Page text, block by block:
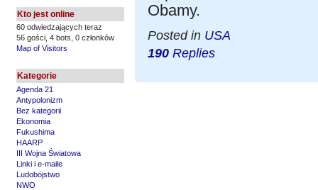
Kto jest online
60 odwiedzających teraz
56 gości, 4 bots, 0 członków
Map of Visitors
Kategorie
Agenda 21
Antypolonizm
Bez kategorii
Ekonomia
Fukushima
HAARP
III Wojna Światowa
Linki i e-maile
Ludobójstwo
NWO
Obamy.
Posted in USA
190 Replies